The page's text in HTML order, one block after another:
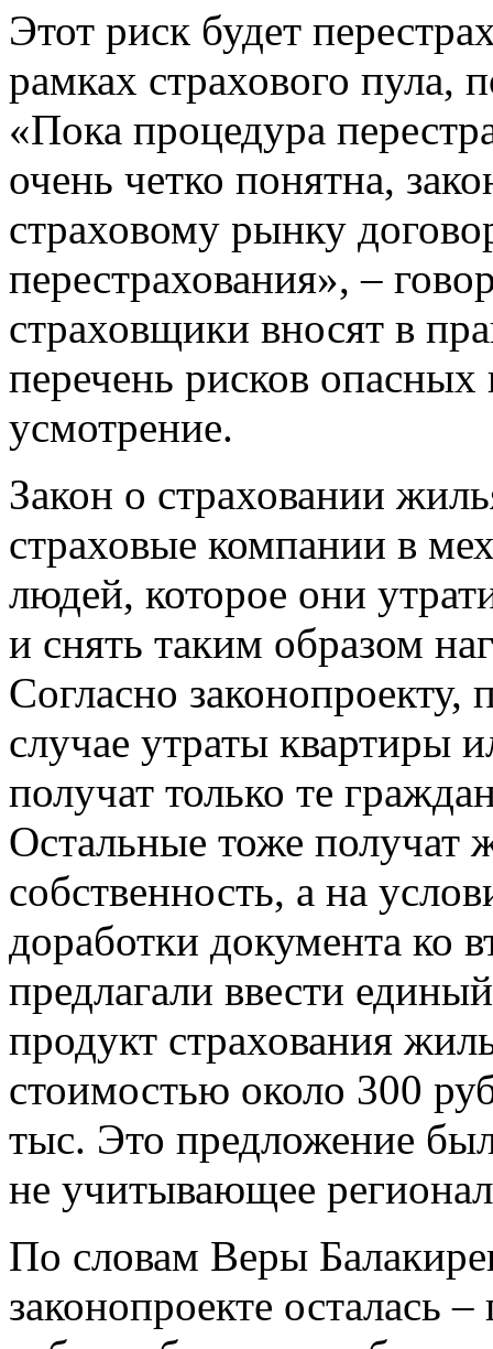
Этот риск будет
рамках страхового пула,
«Пока процедура
очень четко понятна,
страховому рынку
перестрахования», –
страховщики вносят в
перечень рисков
усмотрение.
Закон о страховании
страховые компании в
людей, которое они
и снять таким образом
Согласно
случае утраты квартиры
получат только те
Остальные тоже получат
собственность, а на
доработки документа ко
предлагали ввести
продукт страхования
стоимостью около 300
тыс. Это предложение
не учитывающее
По словам Веры
законопроекте осталась